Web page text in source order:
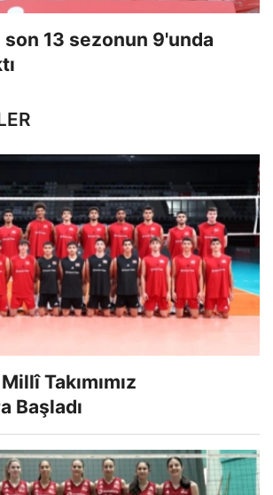
son 13 sezonun 9'unda
Takımımız
Başladı